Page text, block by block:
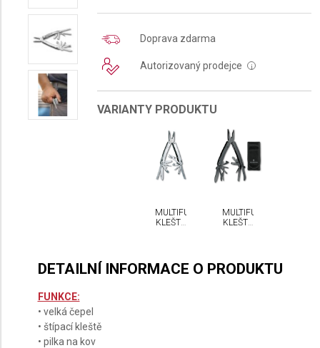
Doprava zdarma
Autorizovaný prodejce i
VARIANTY PRODUKTU
MULTIFUNKČNÍ
KLEŠTĚ
SPIRIT
X +
MULTIFUNKČNÍ
KLEŠTĚ
SPIRIT
MXBS +
DETAILNÍ INFORMACE O PRODUKTU
FUNKCE:
• velká čepel
• štípací kleště
• pilka na kov